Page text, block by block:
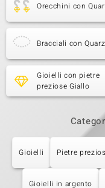
Orecchini con
Bracciali con
Gioielli con pietre
preziose Giallo
Gioielli Pietre
Gioielli in argento